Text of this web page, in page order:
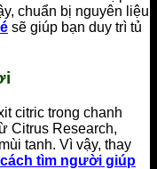
chuẩn bị nguyên liệu
sẽ giúp bạn duy trì tủ
citric trong chanh
Citrus Research,
tanh. Vì vậy, thay
cách tìm người giúp